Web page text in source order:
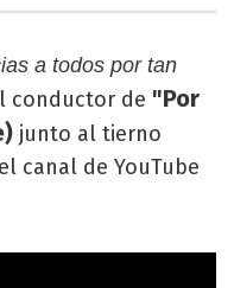
a todos por tan
conductor de "Por
junto al tierno
canal de YouTube